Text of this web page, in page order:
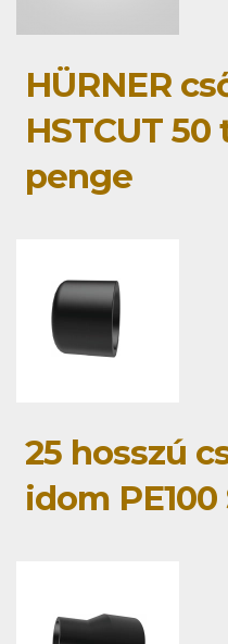
HÜRNER
HSTCUT
penge
25 hosszú
idom PE100